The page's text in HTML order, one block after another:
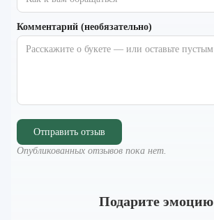
Комментарий (необязательно)
Отправить отзыв
Опубликованных отзывов пока нет.
Подарите эмоцию